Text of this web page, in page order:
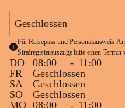
Geschlossen
Für Reisepass und Personalausweis
Strafregisterauszüge bitte einen Termin
DO 08:00 - 11:00
FR
Geschlossen
SA
Geschlossen
SO
Geschlossen
MO 08:00 - 11:00